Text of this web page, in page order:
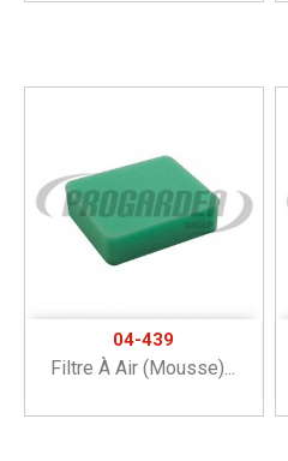
04-439
Filtre À Air (mousse)...